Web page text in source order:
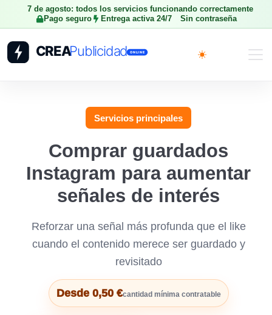
7 de agosto: todos los servicios funcionando correctamente
Pago seguro
Entrega activa 24/7 Sin contraseña
Toggle theme
Servicios principales
Comprar guardados
Instagram para aumentar
señales de interés
Reforzar una señal más profunda que el like
cuando el contenido merece ser guardado y
revisitado
Desde 0,50 €cantidad mínima contratable